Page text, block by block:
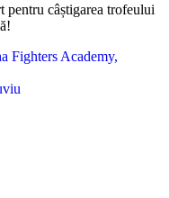
câștigarea trofeului
Fighters Academy,